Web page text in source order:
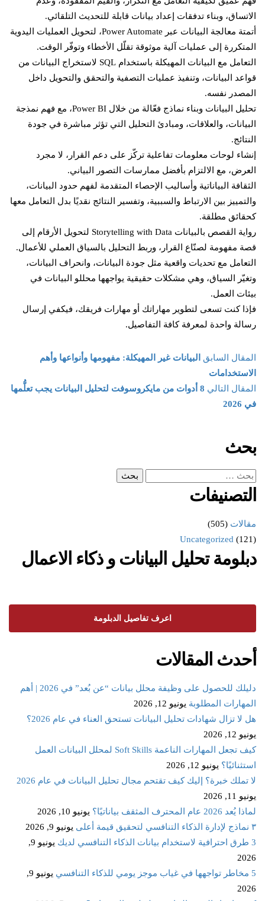
الاتساق، وبناء تدفقات إعداد بيانات قابلة للتحديث التلقائي.
أتمتة معالجة البيانات عبر Power Automate، لتحويل العمليات اليدوية
المتكررة إلى عمليات آلية موثوقة تقلّل الأخطاء وتوفّر الوقت.
التعامل مع البيانات المهيكلة باستخدام SQL لاستخراج البيانات من
قواعد البيانات، وتنفيذ عمليات التصفية والتحقق والتحويل داخل
المصدر نفسه.
تحليل البيانات وبناء نماذج فعّالة من خلال Power BI، مع فهم نمذجة
البيانات، والعلاقات، ومبادئ التحليل التي تؤثر مباشرة في جودة
النتائج.
إنشاء لوحات معلومات تفاعلية تركّز على دعم القرار، لا مجرد
العرض، مع الالتزام بأفضل ممارسات التصور البياني.
الثقافة البياناتية وأساليب الإحصاء المتقدمة لفهم حدود البيانات،
والتمييز بين الارتباط والسببية، وتفسير النتائج نقديًا بدل التعامل معها
كحقائق مطلقة.
رواية القصص بالبيانات Storytelling with Data لتحويل الأرقام إلى
قصة مفهومة لصنّاع القرار، وربط التحليل بالسياق العملي للأعمال.
التعامل مع تحديات واقعية مثل جودة البيانات، وانحراف البيانات،
وتغيّر السياق، وهي مشكلات حقيقية يواجهها محللو البيانات في
بيئات العمل.
فإذا كنت تسعى لتطوير مهاراتك أو مهارات فريقك، فيكفي إرسال
رسالة واحدة لمعرفة كافة التفاصيل.
المقال السابق
البيانات غير المهيكلة: مفهومها وأنواعها وأهم
الاستخدامات
المقال التالي
8 أدوات من مايكروسوفت لتحليل البيانات يجب تعلُّمها
في 2026
بحث
التصنيفات
مقالات (505)
Uncategorized (121)
دبلومة تحليل البيانات و ذكاء الاعمال
اعرف تفاصيل الدبلومة
أحدث المقالات
دليلك للحصول على وظيفة محلل بيانات “عن بُعد” في 2026 | أهم
المهارات المطلوبة يونيو 12, 2026
هل لا تزال شهادات تحليل البيانات تستحق العناء في عام 2026؟
يونيو 12, 2026
كيف تجعل المهارات الناعمة Soft Skills لمحلل البيانات العمل
استثنائيًا؟ يونيو 12, 2026
لا تملك خبرة؟ إليك كيف تقتحم مجال تحليل البيانات في عام 2026
يونيو 11, 2026
لماذا يُعد 2026 عام المحترف المثقف بياناتيًا؟
يونيو 10, 2026
٣ نماذج لإدارة الذكاء التنافسي لتحقيق قيمة أعلى
يونيو 9, 2026
3 طرق احترافية لاستخدام بيانات الذكاء التنافسي لديك
يونيو 9,
2026
5 مخاطر تواجهها في غياب موجز يومي للذكاء التنافسي
يونيو 9,
2026